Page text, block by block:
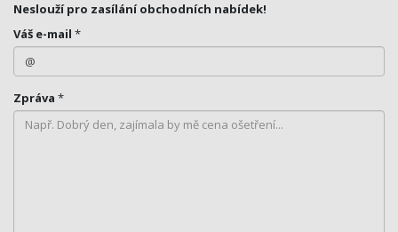
Neslouží pro zasílání obchodních nabídek!
Váš e-mail *
Zpráva *